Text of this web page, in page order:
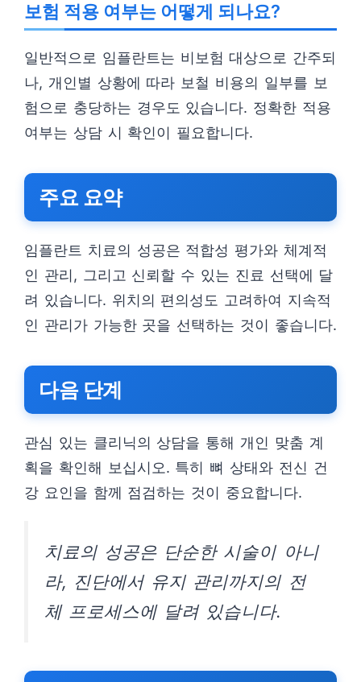
보험 적용 여부는 어떻게 되나요?
일반적으로 임플란트는 비보험 대상으로 간주되
나, 개인별 상황에 따라 보철 비용의 일부를 보
험으로 충당하는 경우도 있습니다. 정확한 적용
여부는 상담 시 확인이 필요합니다.
주요 요약
임플란트 치료의 성공은 적합성 평가와 체계적
인 관리, 그리고 신뢰할 수 있는 진료 선택에 달
려 있습니다. 위치의 편의성도 고려하여 지속적
인 관리가 가능한 곳을 선택하는 것이 좋습니다.
다음 단계
관심 있는 클리닉의 상담을 통해 개인 맞춤 계
획을 확인해 보십시오. 특히 뼈 상태와 전신 건
강 요인을 함께 점검하는 것이 중요합니다.
치료의 성공은 단순한 시술이 아니
라, 진단에서 유지 관리까지의 전
체 프로세스에 달려 있습니다.